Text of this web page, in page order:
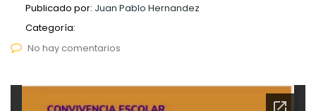
Publicado por: Juan Pablo Hernandez
Categoría:
No hay comentarios